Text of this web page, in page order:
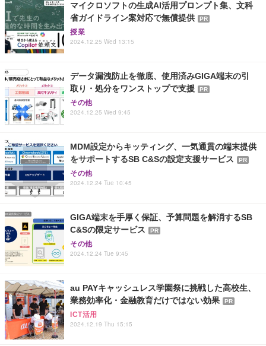
マイクロソフトの生成AI活用プロンプト集、文科
省ガイドライン案対応で無償提供
PR
授業
2024.12.25 Wed 13:15
データ漏洩防止を徹底、使用済みGIGA端末の引
取り・処分をワンストップで支援
PR
その他
2024.12.25 Wed 9:45
MDM設定からキッティング、一気通貫の端末提供
をサポートするSB C&Sの設定支援サービス
PR
その他
2024.12.24 Tue 10:45
GIGA端末を手厚く保証、予算問題を解消するSB
C&Sの限定サービス
PR
その他
2024.12.24 Tue 9:45
au PAYキャッシュレス学園祭に挑戦した高校生、
業務効率化・金融教育だけではない効果
PR
ICT活用
2024.12.19 Thu 15:15